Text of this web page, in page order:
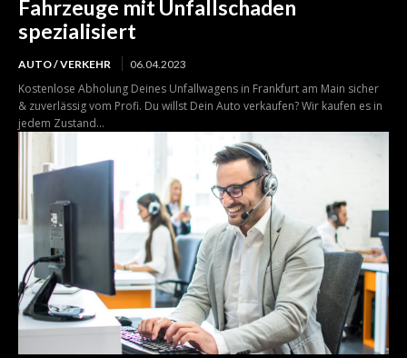
Fahrzeuge mit Unfallschaden
spezialisiert
AUTO / VERKEHR 06.04.2023
Kostenlose Abholung Deines Unfallwagens in Frankfurt am Main sicher
& zuverlässig vom Profi. Du willst Dein Auto verkaufen? Wir kaufen es in
jedem Zustand...